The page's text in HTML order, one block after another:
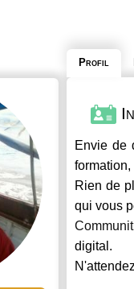
Profil
Envie de
Rien de
qui vous
digital.